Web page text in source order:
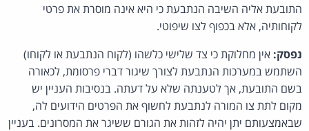
התובעת אליה השיבה הנתבעת כי היא אינה מוסרת את פרטי
לקוחותיה, אלא בכפוף לצו שיפוטי.
נפסק: אין מחלוקת כי צד שלישי כלשהו (לקוח הנתבעת או לקוחו)
השתמש במערכות הנתבעת לצורך שיגור דברי פרסומת, לכאורה
בשם התובעת, אך לטענתה שלא על דעתה. בנסיבות העניין יש
מקום לתת צו המורה לנתבעת לחשוף את הפרטים הידועים לה,
שבאמצעותם יתן יהיה לזהות את הגורם ששיגר את המסרונים. בעניין